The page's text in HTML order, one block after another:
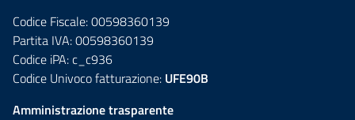
Codice Fiscale: 00598360139
Partita IVA: 00598360139
Codice iPA: c_c936
Codice Univoco fatturazione: UFE90B
Amministrazione trasparente